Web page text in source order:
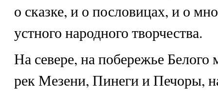
о сказке, и о пословицах, и о
устного народного творчества.
На севере, на побережье Белого
рек Мезени, Пинеги и Печоры,